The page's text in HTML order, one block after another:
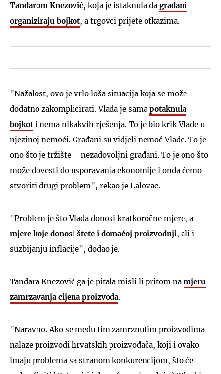
Tandarom Knezović, koja je istaknula da građani
organiziraju bojkot, a trgovci prijete otkazima.
"Nažalost, ovo je vrlo loša situacija koja se može
dodatno zakomplicirati. Vlada je sama potaknula
bojkot i nema nikakvih rješenja. To je bio krik Vlade u
njezinoj nemoći. Građani su vidjeli nemoć Vlade. To je
ono što je tržište – nezadovoljni građani. To je ono što
može dovesti do usporavanja ekonomije i onda ćemo
stvoriti drugi problem", rekao je Lalovac.
"Problem je što Vlada donosi kratkoročne mjere, a
mjere koje donosi štete i domaćoj proizvodnji, ali i
suzbijanju inflacije", dodao je.
Tandara Knezović ga je pitala misli li pritom na mjeru
zamrzavanja cijena proizvoda.
"Naravno. Ako se među tim zamrznutim proizvodima
nalaze proizvodi hrvatskih proizvođača, koji i ovako
imaju problema sa stranom konkurencijom, što će